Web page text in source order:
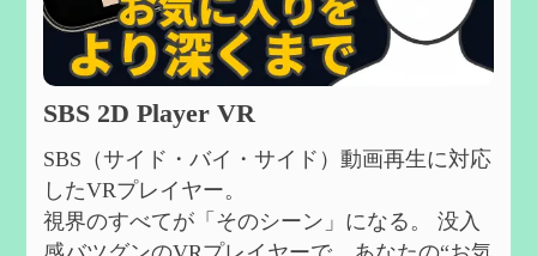
SBS 2D Player VR
SBS（サイド・バイ・サイド）動画再生に対応
したVRプレイヤー。
視界のすべてが「そのシーン」になる。 没入